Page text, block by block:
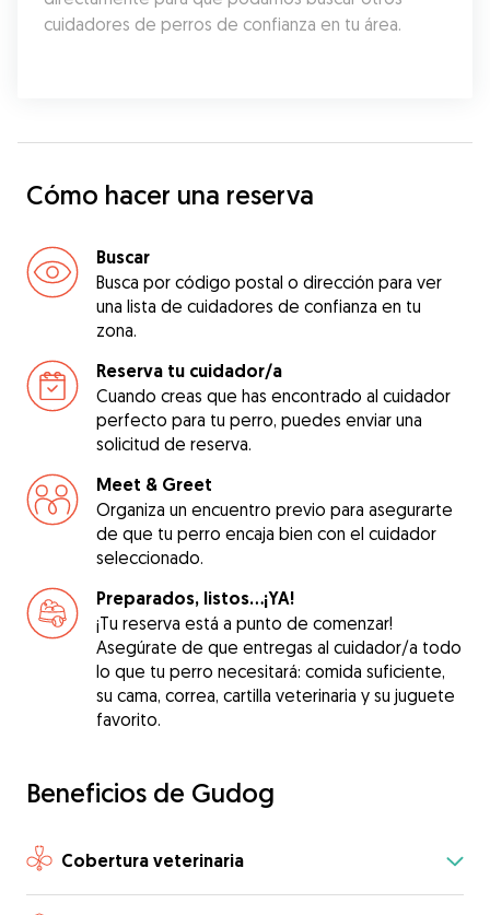
cuidadores de perros de confianza en tu área.
Cómo hacer una reserva
Buscar
Busca por código postal o dirección para ver
una lista de cuidadores de confianza en tu
zona.
Reserva tu cuidador/a
Cuando creas que has encontrado al cuidador
perfecto para tu perro, puedes enviar una
solicitud de reserva.
Meet & Greet
Organiza un encuentro previo para asegurarte
de que tu perro encaja bien con el cuidador
seleccionado.
Preparados, listos...¡YA!
¡Tu reserva está a punto de comenzar!
Asegúrate de que entregas al cuidador/a todo
lo que tu perro necesitará: comida suficiente,
su cama, correa, cartilla veterinaria y su juguete
favorito.
Beneficios de Gudog
Cobertura veterinaria